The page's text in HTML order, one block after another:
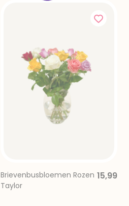
Brievenbusbloemen Rozen
Taylor
15,99